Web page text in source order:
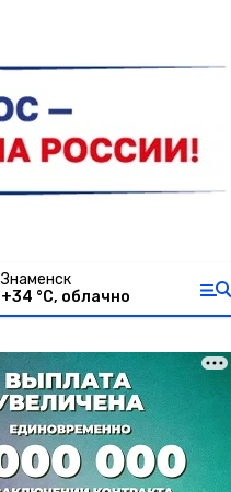
Знаменск
+34 °С, облачно